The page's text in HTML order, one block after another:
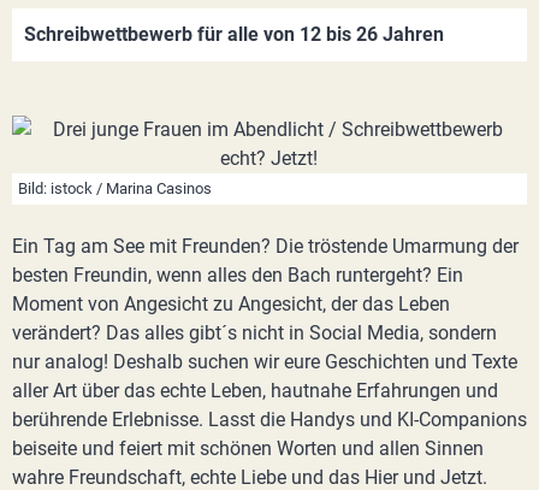
Schreibwettbewerb für alle von 12 bis 26 Jahren
Bild: istock / Marina Casinos
Ein Tag am See mit Freunden? Die tröstende Umarmung der
besten Freundin, wenn alles den Bach runtergeht? Ein
Moment von Angesicht zu Angesicht, der das Leben
verändert? Das alles gibt´s nicht in Social Media, sondern
nur analog! Deshalb suchen wir eure Geschichten und Texte
aller Art über das echte Leben, hautnahe Erfahrungen und
berührende Erlebnisse. Lasst die Handys und KI-Companions
beiseite und feiert mit schönen Worten und allen Sinnen
wahre Freundschaft, echte Liebe und das Hier und Jetzt.